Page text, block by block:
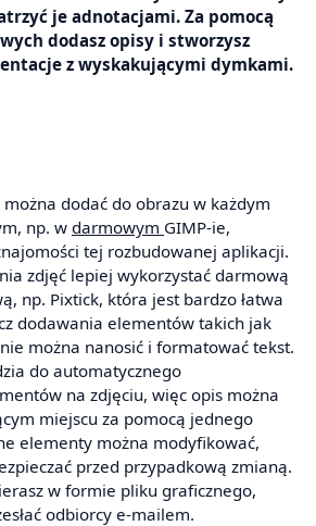
je adnotacjami. Za pomocą
dodasz opisy i stworzysz
z wyskakującymi dymkami.
dodać do obrazu w każdym
np. wdarmowym GIMP-ie,
tej rozbudowanej aplikacji.
zdjęć lepiej wykorzystać darmową
np. Pixtick, która jest bardzo łatwa
dodawania elementów takich jak
można nanosić i formatować tekst.
do automatycznego
na zdjęciu, więc opis można
miejscu za pomocą jednego
elementy można modyfikować,
przed przypadkową zmianą.
w formie pliku graficznego,
odbiorcy e-mailem.